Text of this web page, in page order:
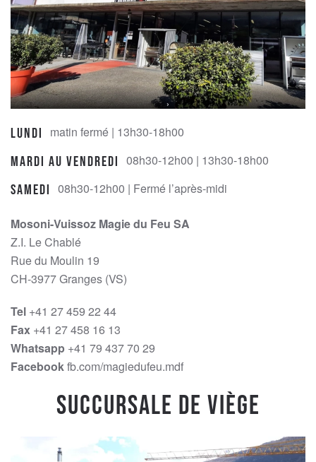
Lundi matin fermé | 13h30-18h00
Mardi au Vendredi 08h30-12h00 | 13h30-18h00
Samedi 08h30-12h00 | Fermé l’après-midi
Mosoni-Vuissoz Magie du Feu SA
Z.I. Le Chablé
Rue du Moulin 19
CH-3977 Granges (VS)
Tel +41 27 459 22 44
Fax +41 27 458 16 13
Whatsapp +41 79 437 70 29
Facebookfb.com/magiedufeu.mdf
Succursale de Viège